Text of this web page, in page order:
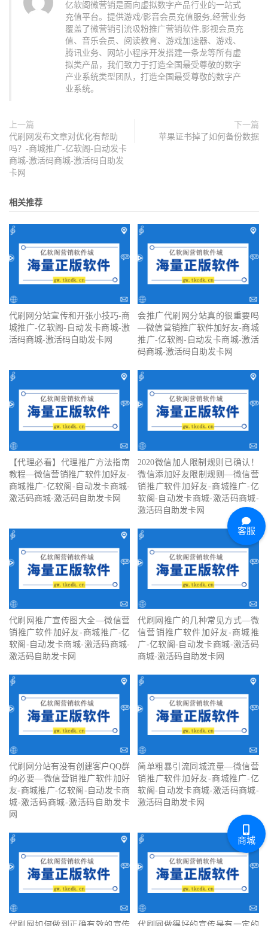
亿软阁微营销是面向虚拟数字产品行业的一站式
充值平台。提供游戏/影音会员充值服务,经营业务
覆盖了微营销引流吸粉推广营销软件,影视会员充
值、音乐会员、阅读教育、游戏加速器、游戏、
腾讯业务、网站小程序开发搭建一条龙等所有虚
拟类产品，我们致力于打造全国最受尊敬的数字
产业系统类型团队，打造全国最受尊敬的数字产
业系统。
上一篇
代刷网发布文章对优化有帮助
吗？-商城推广-亿软阁-自动发卡
商城-激活码商城-激活码自助发
卡网
下一篇
苹果证书掉了如何备份数据
相关推荐
代刷网分站宣传和开张小技巧-商
城推广-亿软阁-自动发卡商城-激
活码商城-激活码自助发卡网
会推广代刷网分站真的很重要吗
—微信营销推广软件加好友-商城
推广-亿软阁-自动发卡商城-激活
码商城-激活码自助发卡网
【代理必看】‍代理推广方法指南
教程—微信营销推广软件加好友-
商城推广-亿软阁-自动发卡商城-
激活码商城-激活码自助发卡网
2020微信加人限制规则已确认！
微信添加好友限制规则—微信营
销推广软件加好友-商城推广-亿
软阁-自动发卡商城-激活码商城-
激活码自助发卡网
代刷网推广宣传图大全—微信营
销推广软件加好友-商城推广-亿
软阁-自动发卡商城-激活码商城-
激活码自助发卡网
代刷网推广的几种常见方式—微
信营销推广软件加好友-商城推
广-亿软阁-自动发卡商城-激活码
商城-激活码自助发卡网
代刷网分站有没有创建客户QQ群
的必要—微信营销推广软件加好
友-商城推广-亿软阁-自动发卡商
城-激活码商城-激活码自助发卡
网
简单粗暴引流同城流量—微信营
销推广软件加好友-商城推广-亿
软阁-自动发卡商城-激活码商城-
激活码自助发卡网
客服
商城